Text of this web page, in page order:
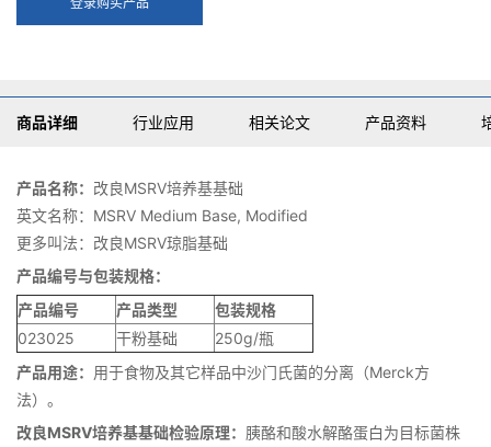
商品详细 行业应用 相关论文 产品资料
产品名称： 改良MSRV培养基基础
英文名称：MSRV Medium Base, Modified
更多叫法：改良MSRV琼脂基础
产品编号与包装规格：
产品编号
产品类型
包装规格
023025
干粉基础
250g/瓶
产品用途： 用于食物及其它样品中沙门氏菌的分离（Merck方
法）。
改良MSRV培养基基础检验原理： 胰酪和酸水解酪蛋白为目标菌株